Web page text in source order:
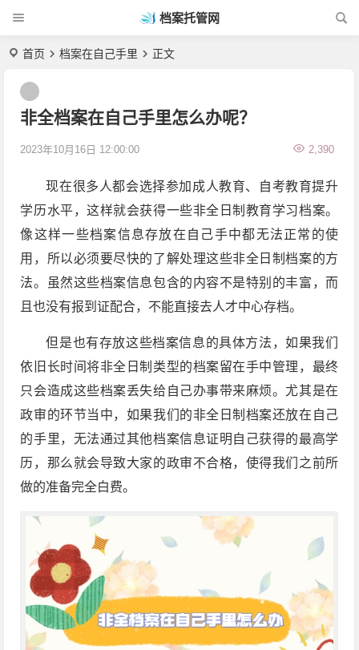
档案托管网
首页 档案在自己手里 正文
非全档案在自己手里怎么办呢？
2023年10月16日 12:00:00 2,390
现在很多人都会选择参加成人教育、自考教育提升
学历水平，这样就会获得一些非全日制教育学习档案。
像这样一些档案信息存放在自己手中都无法正常的使
用，所以必须要尽快的了解处理这些非全日制档案的方
法。虽然这些档案信息包含的内容不是特别的丰富，而
且也没有报到证配合，不能直接去人才中心存档。
但是也有存放这些档案信息的具体方法，如果我们
依旧长时间将非全日制类型的档案留在手中管理，最终
只会造成这些档案丢失给自己办事带来麻烦。尤其是在
政审的环节当中，如果我们的非全日制档案还放在自己
的手里，无法通过其他档案信息证明自己获得的最高学
历，那么就会导致大家的政审不合格，使得我们之前所
做的准备完全白费。